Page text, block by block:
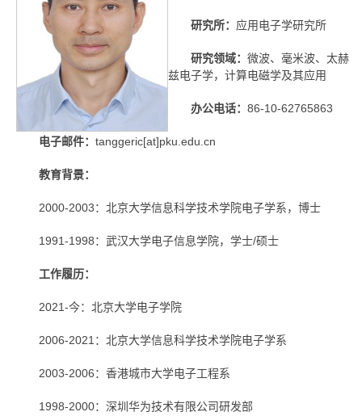
研究所： 应用电子学研究所
研究领域： 微波、毫米波、太赫
兹电子学，计算电磁学及其应用
办公电话： 86-10-62765863
电子邮件： tanggeric[at]pku.edu.cn
教育背景：
2000-2003：北京大学信息科学技术学院电子学系，博士
1991-1998：武汉大学电子信息学院，学士/硕士
工作履历：
2021-今：北京大学电子学院
2006-2021：北京大学信息科学技术学院电子学系
2003-2006：香港城市大学电子工程系
1998-2000：深圳华为技术有限公司研发部